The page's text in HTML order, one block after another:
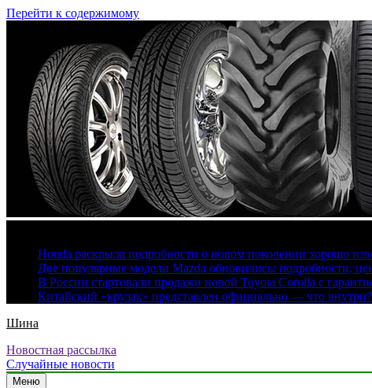
Перейти к содержимому
Honda раскрыла подробности о новом поколении хорошо
Две популярные модели Mazda обновились: подробности,
В России стартовали продажи новой Toyota Corolla с
Китайский «крузак» представлен официально — что внутри?
Шина
Новостная рассылка
Случайные новости
Меню